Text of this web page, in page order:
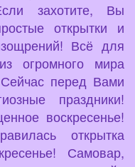
захотите, Вы
открытки и
Всё для
огромного мира
перед Вами
праздники!
воскресенье!
открытка
Самовар,